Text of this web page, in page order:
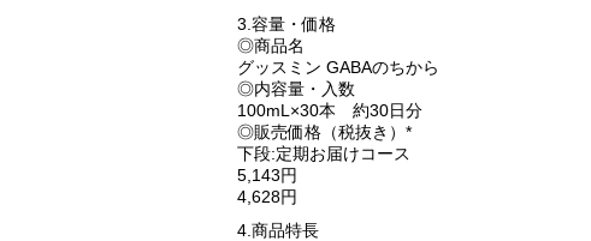
3.容量・価格
◎商品名
グッスミン GABAのちから
◎内容量・入数
100mL×30本 約30日分
◎販売価格（税抜き）*
下段:定期お届けコース
5,143円
4,628円
4.商品特長